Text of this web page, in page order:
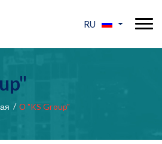
RU
О "KS Group"